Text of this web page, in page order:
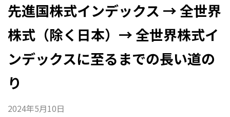
投資信託クリニックとは
インデックス投資の特徴
よくあるご質問
お問い合わせ
先進国株式インデックス → 全世界
株式（除く日本）→ 全世界株式イ
ンデックスに至るまでの長い道の
り
2024年5月10日